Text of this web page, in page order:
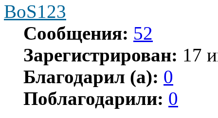
BoS123
Сообщения: 52
Зарегистрирован: 17
Благодарил (а): 0
Поблагодарили: 0